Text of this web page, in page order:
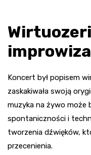
Koncert był popisem
zaskakiwała swoją
muzyka na żywo może
spontaniczności i
tworzenia dźwięków,
przecenienia.